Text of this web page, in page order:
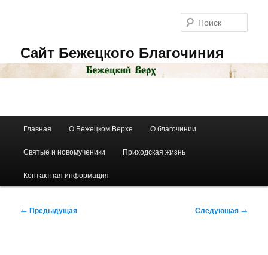
Сайт Бежецкого Благочиния
Главная О Бежецком Верхе О благочинии
Святые и новомученики Приходская жизнь
Контактная информация
Навигация
← Предыдущая Следующая →